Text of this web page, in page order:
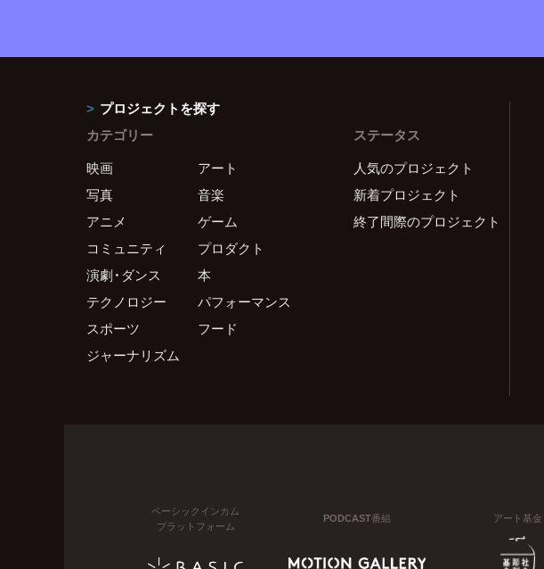
プロジェクトを探す
カテゴリー
映画
アート
写真
音楽
アニメ
ゲーム
コミュニティ
プロダクト
演劇・ダンス
本
テクノロジー
パフォーマンス
スポーツ
フード
ジャーナリズム
ステータス
人気のプロジェクト
新着プロジェクト
終了間際のプロジェクト
ベーシックインカム
プラットフォーム
PODCAST番組 アート基金